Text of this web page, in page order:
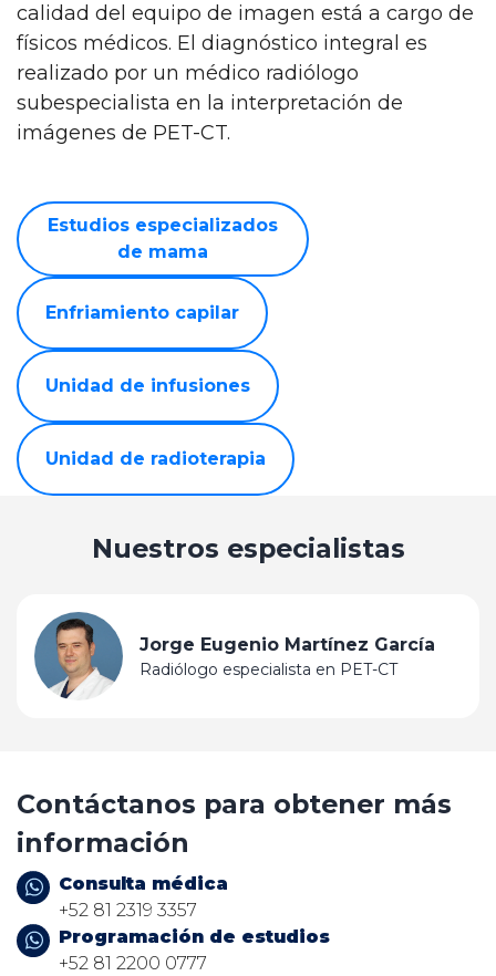
calidad del equipo de imagen está a cargo de
físicos médicos. El diagnóstico integral es
realizado por un médico radiólogo
subespecialista en la interpretación de
imágenes de PET-CT.
Estudios especializados
de mama
Enfriamiento capilar
Unidad de infusiones
Unidad de radioterapia
Nuestros especialistas
Jorge Eugenio Martínez García
Radiólogo especialista en PET-CT
Contáctanos para obtener más
información
Consulta médica
+52 81 2319 3357
Programación de estudios
+52 81 2200 0777